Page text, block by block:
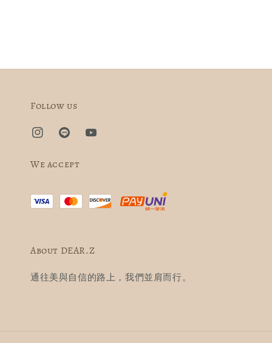
Follow us
We accept
About DEAR.Z
通往美與自信的路上，我們並肩而行。